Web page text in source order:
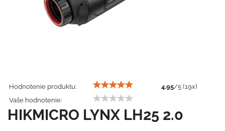
Hodnotenie produktu: 4.95/5 (19x)
Vaše hodnotenie:
HIKMICRO LYNX LH25 2.0